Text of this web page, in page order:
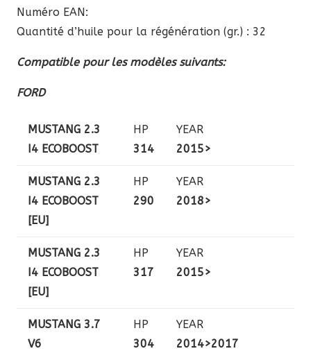
Numéro EAN:
Quantité d’huile pour la régénération (gr.) : 32
Compatible pour les modèles suivants:
FORD
MUSTANG 2.3
I4 ECOBOOST
HP
314
YEAR
2015>
MUSTANG 2.3
I4 ECOBOOST
[EU]
HP
290
YEAR
2018>
MUSTANG 2.3
I4 ECOBOOST
[EU]
HP
317
YEAR
2015>
MUSTANG 3.7
V6
HP
304
YEAR
2014>2017